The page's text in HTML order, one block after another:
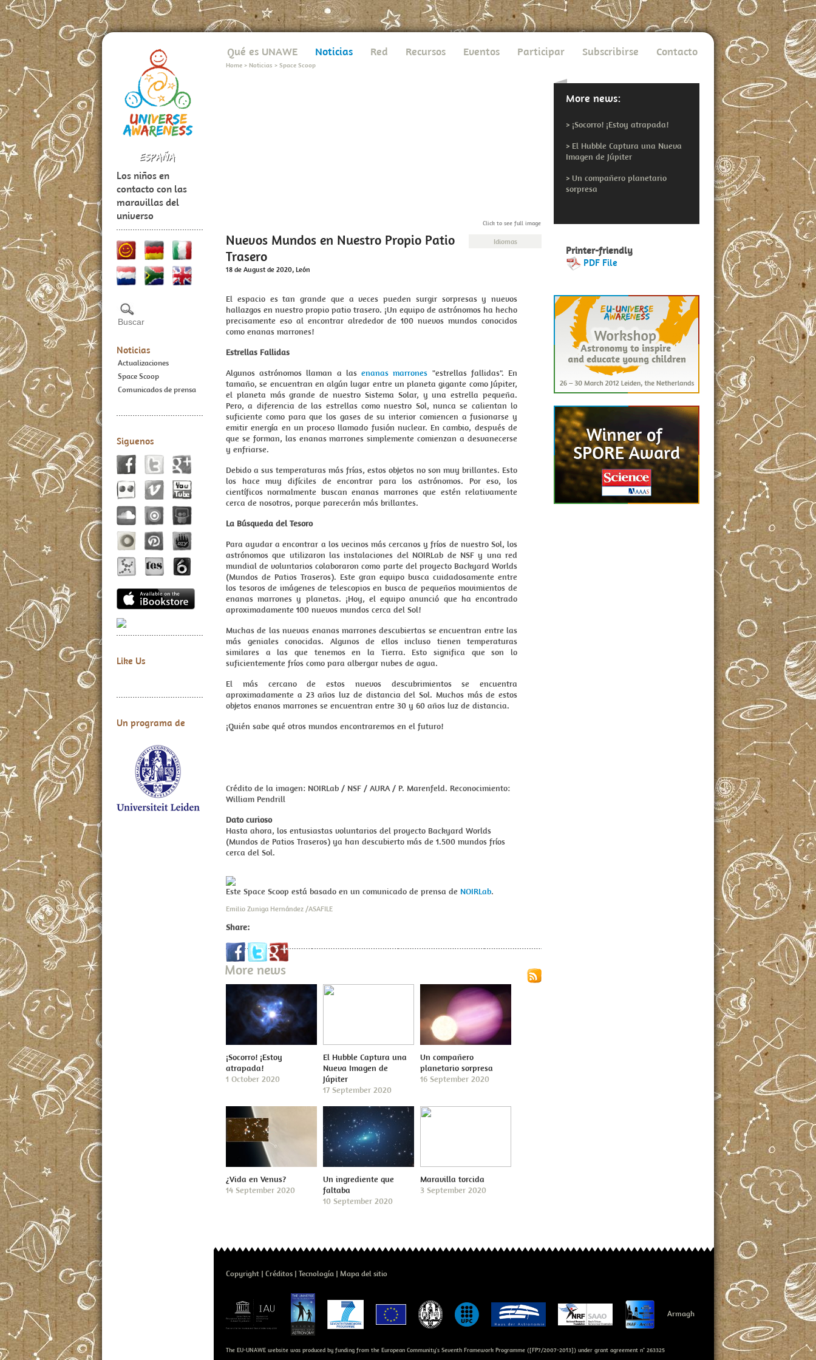
Los niños en
contacto con las
maravillas del
universo
Noticias
Actualizaciones
Space Scoop
Comunicados de prensa
Siguenos
Like Us
Un programa de
Qué es UNAWE Noticias Red Recursos Eventos Participar Subscribirse Contacto
Home > Noticias > Space Scoop
Click to see full image
More news:
> ¡Socorro! ¡Estoy atrapada!
> El Hubble Captura una Nueva
Imagen de Júpiter
> Un compañero planetario
sorpresa
Idiomas
Nuevos Mundos en Nuestro Propio Patio
Trasero
18 de August de 2020, León
El espacio es tan grande que a veces pueden surgir sorpresas y nuevos
hallazgos en nuestro propio patio trasero. ¡Un equipo de astrónomos ha hecho
precisamente eso al encontrar alrededor de 100 nuevos mundos conocidos
como enanas marrones!
Estrellas Fallidas
Algunos astrónomos llaman a lasenanas marrones "estrellas fallidas". En
tamaño, se encuentran en algún lugar entre un planeta gigante como Júpiter,
el planeta más grande de nuestro Sistema Solar, y una estrella pequeña.
Pero, a diferencia de las estrellas como nuestro Sol, nunca se calientan lo
suficiente como para que los gases de su interior comiencen a fusionarse y
emitir energía en un proceso llamado fusión nuclear. En cambio, después de
que se forman, las enanas marrones simplemente comienzan a desvanecerse
y enfriarse.
Debido a sus temperaturas más frías, estos objetos no son muy brillantes. Esto
los hace muy difíciles de encontrar para los astrónomos. Por eso, los
científicos normalmente buscan enanas marrones que estén relativamente
cerca de nosotros, porque parecerán más brillantes.
La Búsqueda del Tesoro
Para ayudar a encontrar a los vecinos más cercanos y fríos de nuestro Sol, los
astrónomos que utilizaron las instalaciones del NOIRLab de NSF y una red
mundial de voluntarios colaboraron como parte del proyecto Backyard Worlds
(Mundos de Patios Traseros). Este gran equipo busca cuidadosamente entre
los tesoros de imágenes de telescopios en busca de pequeños movimientos de
enanas marrones y planetas. ¡Hoy, el equipo anunció que ha encontrado
aproximadamente 100 nuevos mundos cerca del Sol!
Muchas de las nuevas enanas marrones descubiertas se encuentran entre las
más geniales conocidas. Algunos de ellos incluso tienen temperaturas
similares a las que tenemos en la Tierra. Esto significa que son lo
suficientemente fríos como para albergar nubes de agua.
El más cercano de estos nuevos descubrimientos se encuentra
aproximadamente a 23 años luz de distancia del Sol. Muchos más de estos
objetos enanos marrones se encuentran entre 30 y 60 años luz de distancia.
¡Quién sabe qué otros mundos encontraremos en el futuro!
Crédito de la imagen: NOIRLab / NSF / AURA / P. Marenfeld. Reconocimiento:
William Pendrill
Dato curioso
Hasta ahora, los entusiastas voluntarios del proyecto Backyard Worlds
(Mundos de Patios Traseros) ya han descubierto más de 1.500 mundos fríos
cerca del Sol.
Este Space Scoop está basado en un comunicado de prensa de NOIRLab.
Emilio Zuniga Hernández /ASAFILE
Share:
More news
¡Socorro! ¡Estoy
atrapada!
1 October 2020
El Hubble Captura una
Nueva Imagen de
Júpiter
17 September 2020
Un compañero
planetario sorpresa
16 September 2020
¿Vida en Venus?
14 September 2020
Un ingrediente que
faltaba
10 September 2020
Maravilla torcida
3 September 2020
Printer-friendly
PDF File
Copyright Créditos Tecnología Mapa del sitio
Armagh
The EU-UNAWE website was produced by funding from the European Community's Seventh Framework Programme ([FP7/2007-2013]) under grant agreement n° 263325